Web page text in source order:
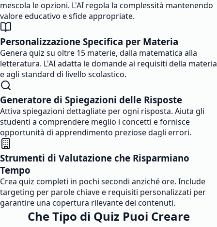
mescola le opzioni. L'AI regola la complessità mantenendo
valore educativo e sfide appropriate.
Personalizzazione Specifica per Materia
Genera quiz su oltre 15 materie, dalla matematica alla
letteratura. L'AI adatta le domande ai requisiti della materia
e agli standard di livello scolastico.
Generatore di Spiegazioni delle Risposte
Attiva spiegazioni dettagliate per ogni risposta. Aiuta gli
studenti a comprendere meglio i concetti e fornisce
opportunità di apprendimento preziose dagli errori.
Strumenti di Valutazione che Risparmiano
Tempo
Crea quiz completi in pochi secondi anziché ore. Include
targeting per parole chiave e requisiti personalizzati per
garantire una copertura rilevante dei contenuti.
Che Tipo di Quiz Puoi Creare